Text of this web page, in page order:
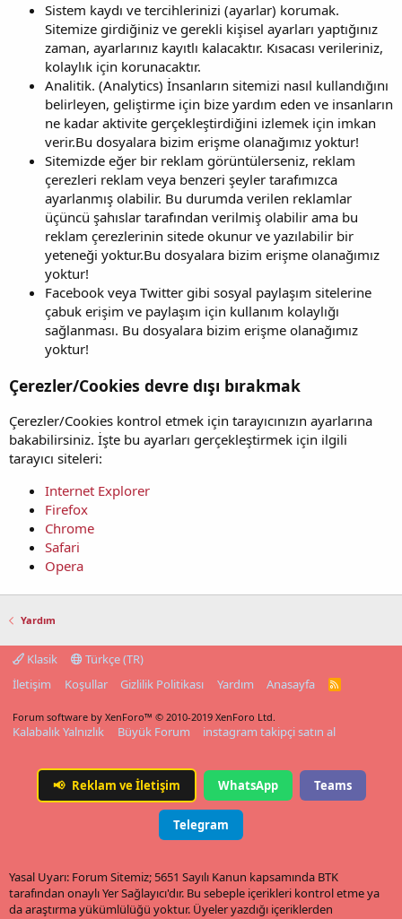
Sistem kaydı ve tercihlerinizi (ayarlar) korumak.
Sitemize girdiğiniz ve gerekli kişisel ayarları yaptığınız
zaman, ayarlarınız kayıtlı kalacaktır. Kısacası verileriniz,
kolaylık için korunacaktır.
Analitik. (Analytics) İnsanların sitemizi nasıl kullandığını
belirleyen, geliştirme için bize yardım eden ve insanların
ne kadar aktivite gerçekleştirdiğini izlemek için imkan
verir.Bu dosyalara bizim erişme olanağımız yoktur!
Sitemizde eğer bir reklam görüntülerseniz, reklam
çerezleri reklam veya benzeri şeyler tarafımızca
ayarlanmış olabilir. Bu durumda verilen reklamlar
üçüncü şahıslar tarafından verilmiş olabilir ama bu
reklam çerezlerinin sitede okunur ve yazılabilir bir
yeteneği yoktur.Bu dosyalara bizim erişme olanağımız
yoktur!
Facebook veya Twitter gibi sosyal paylaşım sitelerine
çabuk erişim ve paylaşım için kullanım kolaylığı
sağlanması. Bu dosyalara bizim erişme olanağımız
yoktur!
Çerezler/Cookies devre dışı bırakmak
Çerezler/Cookies kontrol etmek için tarayıcınızın ayarlarına
bakabilirsiniz. İşte bu ayarları gerçekleştirmek için ilgili
tarayıcı siteleri:
Internet Explorer
Firefox
Chrome
Safari
Opera
Yardım
Klasik
Türkçe (TR)
İletişim
Koşullar Gizlilik Politikası Yardım Anasayfa
R
Forum software by XenForo™ © 2010-2019 XenForo Ltd.
Kalabalık Yalnızlık Büyük Forum instagram takipçi satın al
📢 Reklam ve İletişim WhatsApp Teams
Telegram
Yasal Uyarı: Forum Sitemiz; 5651 Sayılı Kanun kapsamında BTK
tarafından onaylı Yer Sağlayıcı'dır. Bu sebeple içerikleri kontrol etme ya
da araştırma yükümlülüğü yoktur. Üyeler yazdığı içeriklerden